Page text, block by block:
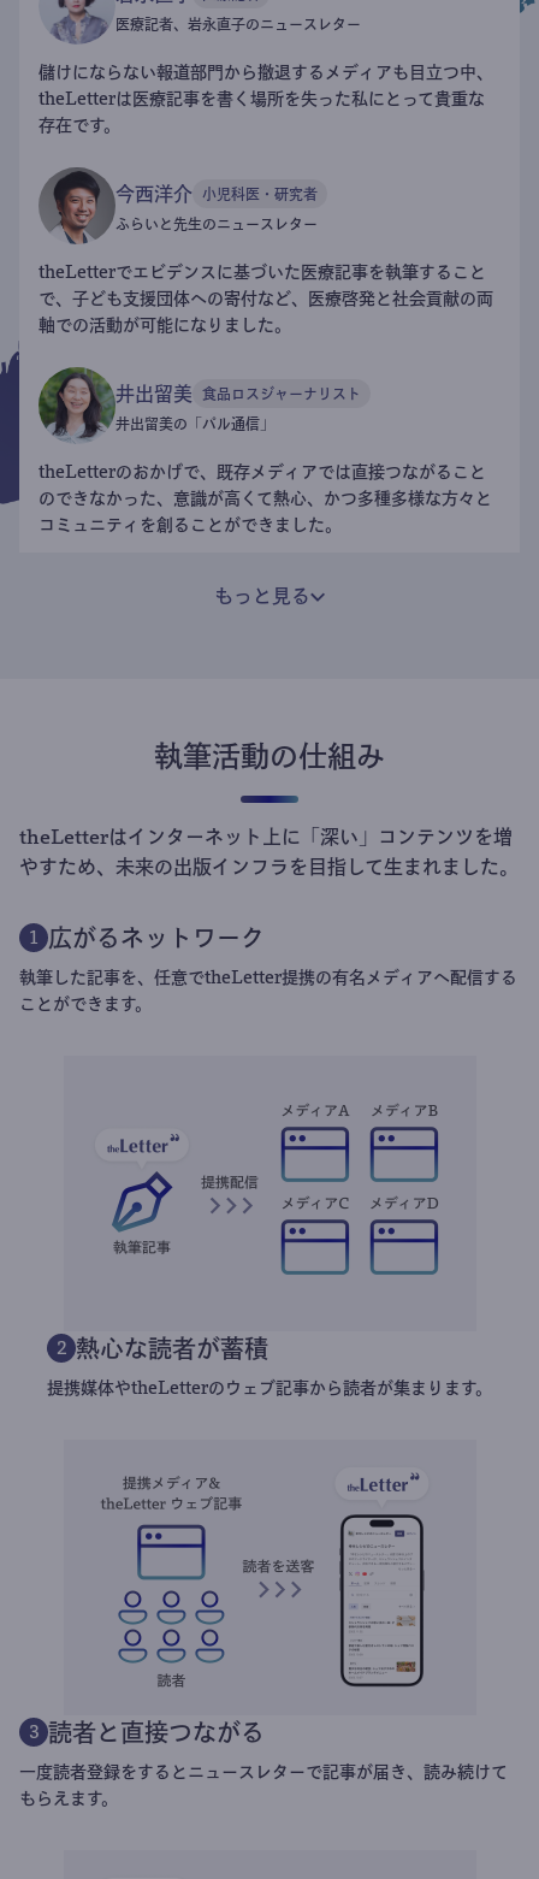
医療記者、岩永直子のニュースレター
儲けにならない報道部門から撤退するメディアも目立つ中、
theLetterは医療記事を書く場所を失った私にとって貴重な
存在です。
今西洋介 小児科医・研究者
ふらいと先生のニュースレター
theLetterでエビデンスに基づいた医療記事を執筆すること
で、子ども支援団体への寄付など、医療啓発と社会貢献の両
軸での活動が可能になりました。
井出留美 食品ロスジャーナリスト
井出留美の「パル通信」
theLetterのおかげで、既存メディアでは直接つながること
のできなかった、意識が高くて熱心、かつ多種多様な方々と
コミュニティを創ることができました。
もっと見る
執筆活動の仕組み
theLetterはインターネット上に「深い」コンテンツを増
やすため、未来の出版インフラを目指して生まれました。
1 広がるネットワーク
執筆した記事を、任意でtheLetter提携の有名メディアへ配信する
ことができます。
2 熱心な読者が蓄積
提携媒体やtheLetterのウェブ記事から読者が集まります。
3 読者と直接つながる
一度読者登録をするとニュースレターで記事が届き、読み続けて
もらえます。